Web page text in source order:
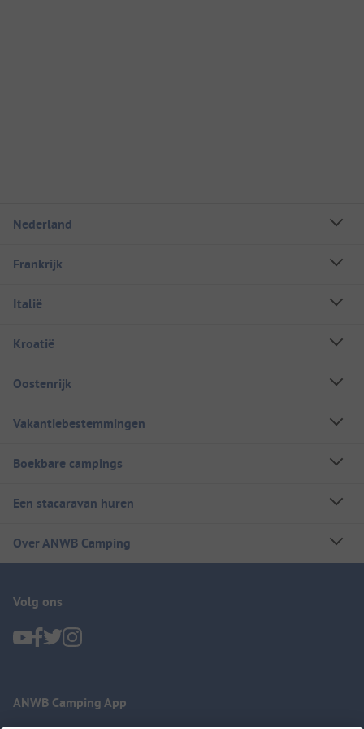
Nederland
Frankrijk
Italië
Kroatië
Oostenrijk
Vakantiebestemmingen
Boekbare campings
Een stacaravan huren
Over ANWB Camping
Volg ons
ANWB Camping App